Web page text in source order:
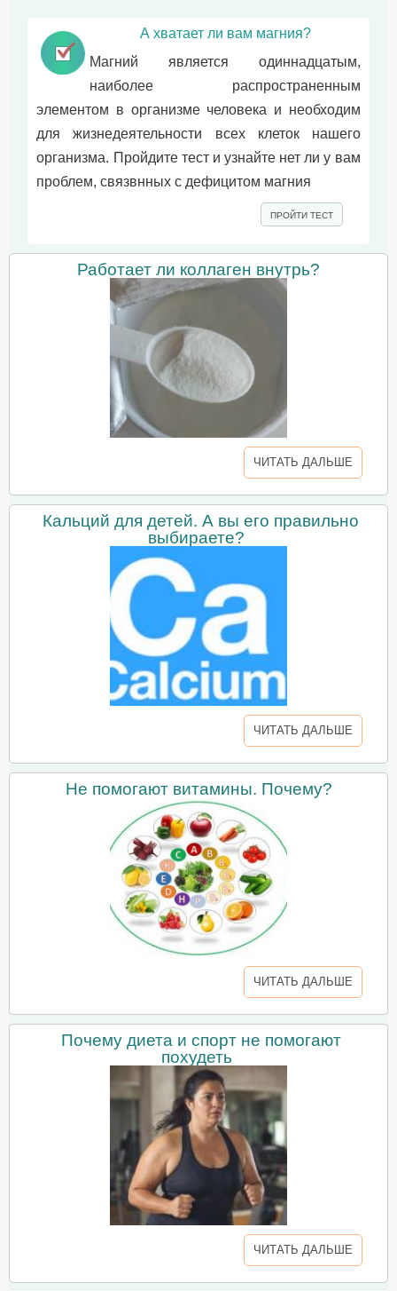
А хватает ли вам магния?
Магний является одиннадцатым,
наиболее распространенным
элементом в организме человека и необходим
для жизнедеятельности всех клеток нашего
организма. Пройдите тест и узнайте нет ли у вам
проблем, связвнных с дефицитом магния
ПРОЙТИ ТЕСТ
Работает ли коллаген внутрь?
ЧИТАТЬ ДАЛЬШЕ
Кальций для детей. А вы его правильно
выбираете?
ЧИТАТЬ ДАЛЬШЕ
Не помогают витамины. Почему?
ЧИТАТЬ ДАЛЬШЕ
Почему диета и спорт не помогают
похудеть
ЧИТАТЬ ДАЛЬШЕ